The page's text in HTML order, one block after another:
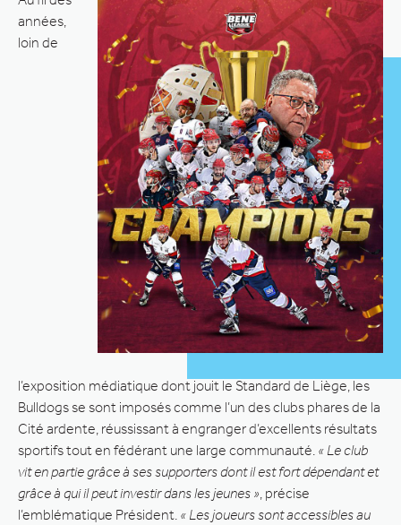
années,
loin de
l’exposition médiatique dont jouit le Standard de Liège, les
Bulldogs se sont imposés comme l’un des clubs phares de la
Cité ardente, réussissant à engranger d’excellents résultats
sportifs tout en fédérant une large communauté. « Le club
vit en partie grâce à ses supporters dont il est fort dépendant et
grâce à qui il peut investir dans les jeunes » , précise
l’emblématique Président. « Les joueurs sont accessibles au